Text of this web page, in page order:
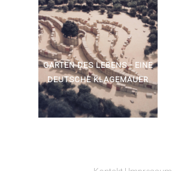
GARTEN DES LEBENS - EINE
DEUTSCHE KLAGEMAUER